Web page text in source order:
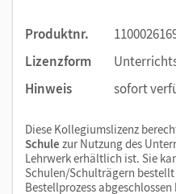
Produktnr.
Lizenzform
Hinweis
sofort
Diese Kollegiumslizenz
Schule zur Nutzung des
Lehrwerk erhältlich ist. Sie
Schulen/Schulträgern
Bestellprozess